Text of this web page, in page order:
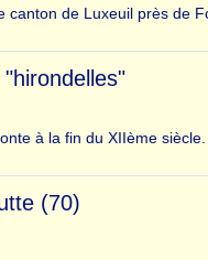
canton de Luxeuil près de
à la fin du XIIème
(70)